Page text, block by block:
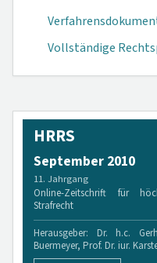
Vollständige
HRRS
September 2010
11. Jahrgang
Online-Zeitschrift für
Strafrecht
Herausgeber: Dr. h.c.
Buermeyer, Prof. Dr. iur.